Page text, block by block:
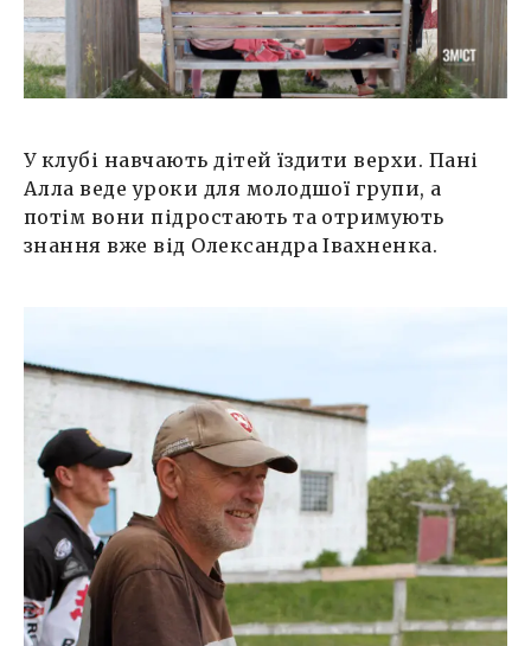
У клубі навчають дітей їздити верхи. Пані
Алла веде уроки для молодшої групи, а
потім вони підростають та отримують
знання вже від Олександра Івахненка.